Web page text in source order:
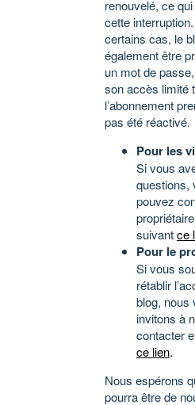
renouvelé, ce
cette
certains cas, le
également être
un mot de
son accès limité
l’abonnement
pas été réactivé.
Pour les
Si vous
questions,
pouvez
suivantce
Pour le
Si vous
rétablir
blog, nous
invitons à
contacter
ce lien.
Nous espérons
pourra être de